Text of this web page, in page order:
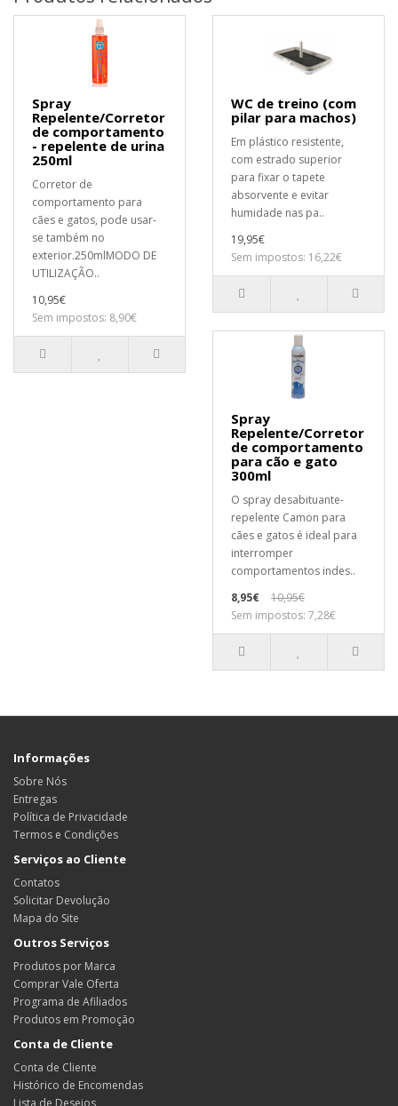
Spray
Repelente/Corretor
de comportamento
- repelente de urina
250ml
Corretor de
comportamento para
cães e gatos, pode usar-
se também no
exterior.250mlMODO DE
UTILIZAÇÃO..
10,95€
Sem impostos: 8,90€
WC de treino (com
pilar para machos)
Em plástico resistente,
com estrado superior
para fixar o tapete
absorvente e evitar
humidade nas pa..
19,95€
Sem impostos: 16,22€
Spray
Repelente/Corretor
de comportamento
para cão e gato
300ml
O spray desabituante-
repelente Camon para
cães e gatos é ideal para
interromper
comportamentos indes..
8,95€
10,95€
Sem impostos: 7,28€
Informações
Sobre Nós
Entregas
Política de Privacidade
Termos e Condições
Serviços ao Cliente
Contatos
Solicitar Devolução
Mapa do Site
Outros Serviços
Produtos por Marca
Comprar Vale Oferta
Programa de Afiliados
Produtos em Promoção
Conta de Cliente
Conta de Cliente
Histórico de Encomendas
Lista de Desejos